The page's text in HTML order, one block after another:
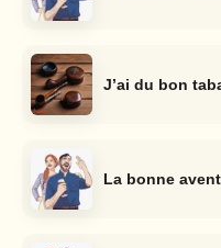
J’ai du bon
La bonne